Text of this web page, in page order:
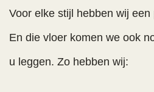
Voor elke stijl hebben wij
En die vloer komen we ook
u leggen. Zo hebben wij: